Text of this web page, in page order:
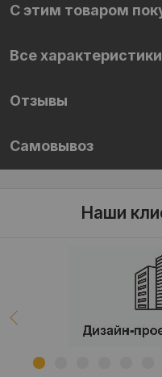
С этим товаром
Все характеристики
Отзывы
Самовывоз
Наши